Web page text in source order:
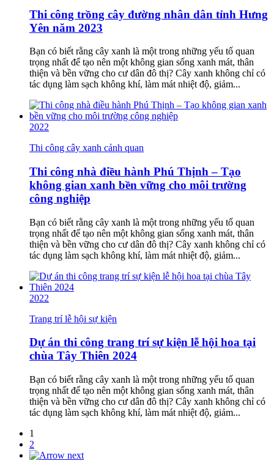
Thi công trồng cây đường nhân dân tỉnh Hưng
Yên năm 2023
Bạn có biết rằng cây xanh là một trong những yếu tố quan
trọng nhất để tạo nên một không gian sống xanh mát, thân
thiện và bền vững cho cư dân đô thị? Cây xanh không chỉ có
tác dụng làm sạch không khí, làm mát nhiệt độ, giảm...
2022
Thi công cây xanh cảnh quan
Thi công nhà điều hành Phú Thịnh – Tạo
không gian xanh bền vững cho môi trường
công nghiệp
Bạn có biết rằng cây xanh là một trong những yếu tố quan
trọng nhất để tạo nên một không gian sống xanh mát, thân
thiện và bền vững cho cư dân đô thị? Cây xanh không chỉ có
tác dụng làm sạch không khí, làm mát nhiệt độ, giảm...
2022
Trang trí lễ hội sự kiện
Dự án thi công trang trí sự kiện lễ hội hoa tại
chùa Tây Thiên 2024
Bạn có biết rằng cây xanh là một trong những yếu tố quan
trọng nhất để tạo nên một không gian sống xanh mát, thân
thiện và bền vững cho cư dân đô thị? Cây xanh không chỉ có
tác dụng làm sạch không khí, làm mát nhiệt độ, giảm...
1
2